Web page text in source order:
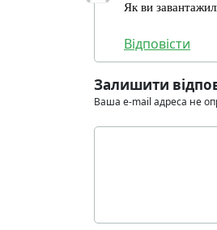
Як ви
Відповісти
Залишити
Ваша e-mail адреса не